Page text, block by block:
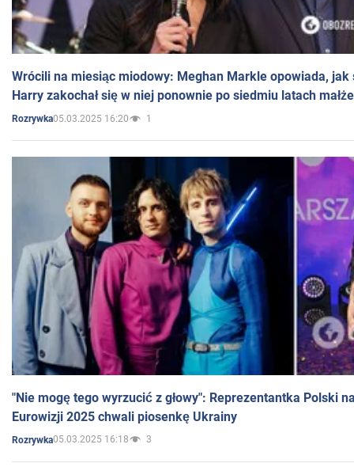
Wrócili na miesiąc miodowy: Meghan Markle opowiada, jak
Harry zakochał się w niej ponownie po siedmiu latach
Rozrywka05.03.2025 16:20 1
"Nie mogę tego wyrzucić z głowy": Reprezentantka Polski
Eurowizji 2025 chwali piosenkę Ukrainy
Rozrywka05.03.2025 16:18 3